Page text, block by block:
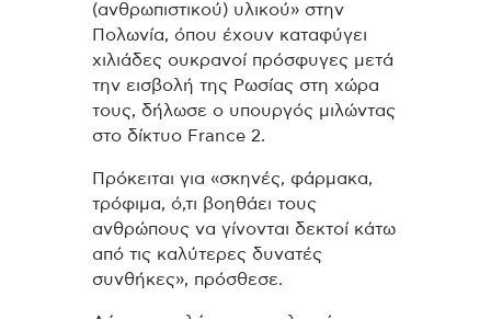
(ανθρωπιστικού) υλικού» στην
Πολωνία, όπου έχουν καταφύγει
χιλιάδες ουκρανοί πρόσφυγες μετά
την εισβολή της Ρωσίας στη χώρα
τους, δήλωσε ο υπουργός μιλώντας
στο δίκτυο France 2.
Πρόκειται για «σκηνές, φάρμακα,
τρόφιμα, ό,τι βοηθάει τους
ανθρώπους να γίνονται δεκτοί κάτω
από τις καλύτερες δυνατές
συνθήκες», πρόσθεσε.